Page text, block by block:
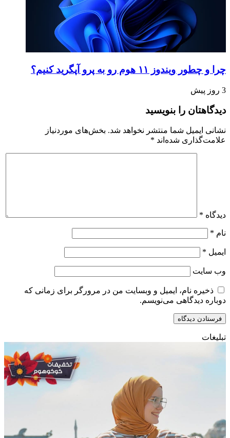
چرا و چطور ویندوز ۱۱ هوم رو به پرو آپگرید کنیم؟
3 روز پیش
دیدگاهتان را بنویسید
نشانی ایمیل شما منتشر نخواهد شد. بخش‌های موردنیاز
علامت‌گذاری شده‌اند *
دیدگاه *
نام *
ایمیل *
وب‌ سایت
ذخیره نام، ایمیل و وبسایت من در مرورگر برای زمانی که
دوباره دیدگاهی می‌نویسم.
تبلیغات